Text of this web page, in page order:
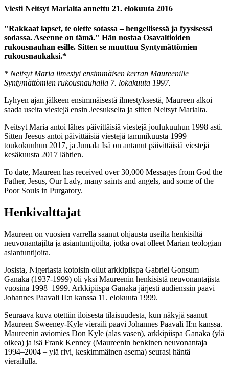
Viesti Neitsyt Marialta annettu 21. elokuuta 2016
"Rakkaat lapset, te olette sotassa – hengellisessä ja fyysisessä
sodassa. Aseenne on tämä." Hän nostaa Osavaltioiden
rukousnauhan esille. Sitten se muuttuu Syntymättömien
rukousnaukaksi.*
* Neitsyt Maria ilmestyi ensimmäisen kerran Maureenille
Syntymättömien rukousnauhalla 7. lokakuuta 1997.
Lyhyen ajan jälkeen ensimmäisestä ilmestyksestä, Maureen alkoi
saada useita viestejä ensin Jeesukselta ja sitten Neitsyt Marialta.
Neitsyt Maria antoi lähes päivittäisiä viestejä joulukuuhun 1998 asti.
Sitten Jeesus antoi päivittäisiä viestejä tammikuusta 1999
toukokuuhun 2017, ja Jumala Isä on antanut päivittäisiä viestejä
kesäkuusta 2017 lähtien.
To date, Maureen has received over 30,000 Messages from God the
Father, Jesus, Our Lady, many saints and angels, and some of the
Poor Souls in Purgatory.
Henkivalttajat
Maureen on vuosien varrella saanut ohjausta useilta henkisiltä
neuvonantajilta ja asiantuntijoilta, jotka ovat olleet Marian teologian
asiantuntijoita.
Josista, Nigeriasta kotoisin ollut arkkipiispa Gabriel Gonsum
Ganaka (1937-1999) oli yksi Maureenin henkisistä neuvonantajista
vuosina 1998–1999. Arkkipiispa Ganaka järjesti audienssin paavi
Johannes Paavali II:n kanssa 11. elokuuta 1999.
Seuraava kuva otettiin iloisesta tilaisuudesta, kun näkyjä saanut
Maureen Sweeney-Kyle vieraili paavi Johannes Paavali II:n kanssa.
Maureenin aviomies Don Kyle (alas vasen), arkkipiispa Ganaka (ylä
oikea) ja isä Frank Kenney (Maureenin henkinen neuvonantaja
1994–2004 – ylä rivi, keskimmäinen asema) seurasi häntä
vierailulla.